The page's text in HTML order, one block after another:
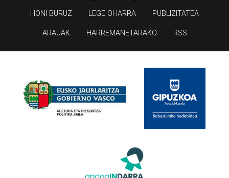
HONI BURUZ LEGE OHARRA PUBLIZITATEA
ARAUAK HARREMANETARAKO RSS